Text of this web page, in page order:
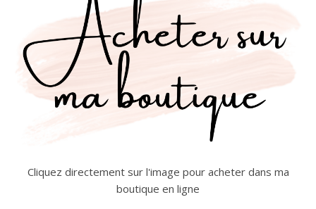
Cliquez directement sur l'image pour acheter dans ma
boutique en ligne